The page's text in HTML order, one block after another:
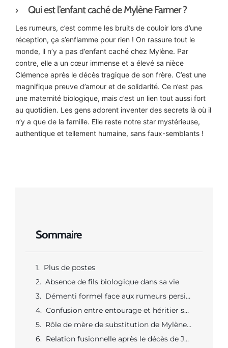
Sommaire
Plus de postes
Absence de fils biologique dans sa vie
Démenti formel face aux rumeurs persistantes
Confusion entre entourage et héritier supposé
Rôle de mère de substitution de Mylène Farmer
Relation fusionnelle après le décès de Jean-Loup
Qui est l’enfant caché de Mylène Farmer ?
Les rumeurs, c’est comme les bruits de couloir lors d’une
réception, ça s’enflamme pour rien ! On rassure tout le
monde, il n’y a pas d’enfant caché chez Mylène. Par
contre, elle a un cœur immense et a élevé sa nièce
Clémence après le décès tragique de son frère. C’est une
magnifique preuve d’amour et de solidarité. Ce n’est pas
une maternité biologique, mais c’est un lien tout aussi fort
au quotidien. Les gens adorent inventer des secrets là où il
n’y a que de la famille. Elle reste notre star mystérieuse,
authentique et tellement humaine, sans faux-semblants !